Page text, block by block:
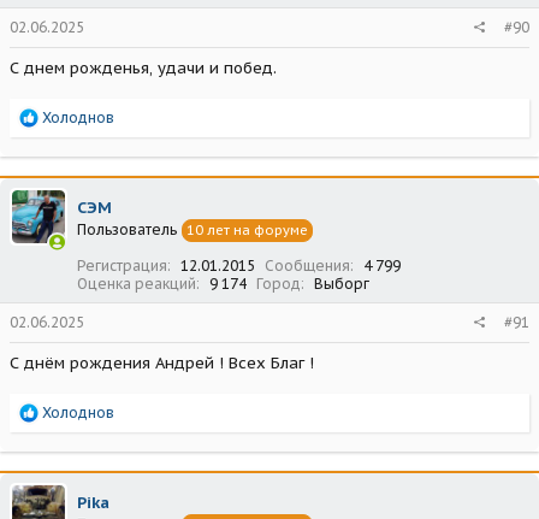
02.06.2025 #90
С днем рожденья, удачи и побед.
Р
а
к
ц
и
и
Холоднов
СЭМ
Пользователь 10 лет на форуме
Регистрация 12.01.2015 Сообщения
4 799
Оценка реакций
9 174 Город Выборг
02.06.2025 #91
С днём рождения Андрей ! Всех Благ !
Р
а
к
ц
и
Холоднов
Pika